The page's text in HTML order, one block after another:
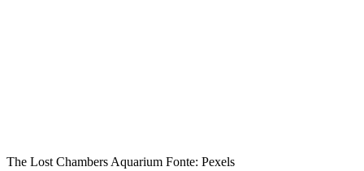
The Lost Chambers Aquarium Fonte: Pexels